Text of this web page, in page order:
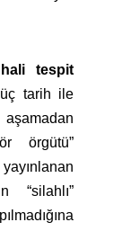
tespit
tarih ile
aşamadan
örgütü”
“silahlı”